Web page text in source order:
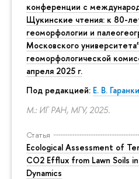
конференции с
Щукинские чтения: к 80-
геоморфологии и
Московского
геоморфологической
апреля 2025 г.
Под редакцией: Е. В.
М.: ИГ РАН, МГУ, 2025.
Статья
Ecological Assessment of
CO2 Efflux from Lawn Soils
Dynamics